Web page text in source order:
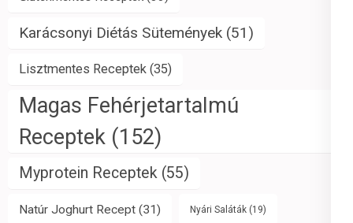
Karácsonyi Diétás Sütemények (51)
Lisztmentes Receptek (35)
Magas Fehérjetartalmú
Receptek (152)
Myprotein Receptek (55)
Natúr Joghurt Recept (31) Nyári Saláták (19)